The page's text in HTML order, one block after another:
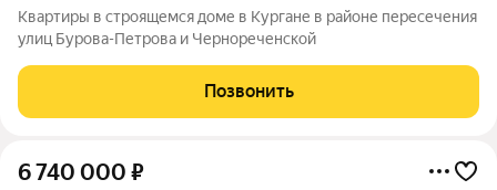
Квартиры в строящемся доме в Кургане в районе пересечения
улиц Бурова-Петрова и Чернореченской
Позвонить
6 740 000 ₽